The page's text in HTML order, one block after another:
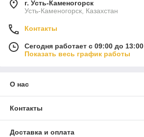
г. Усть-Каменогорск
Усть-Каменогорск, Казахстан
Контакты
Сегодня работает с 09:00 до 13:00
Показать весь график работы
О нас
Контакты
Доставка и оплата